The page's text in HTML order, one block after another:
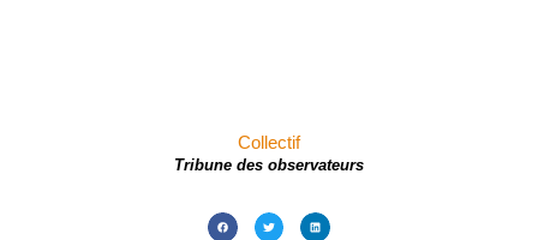
Collectif
Tribune des observateurs